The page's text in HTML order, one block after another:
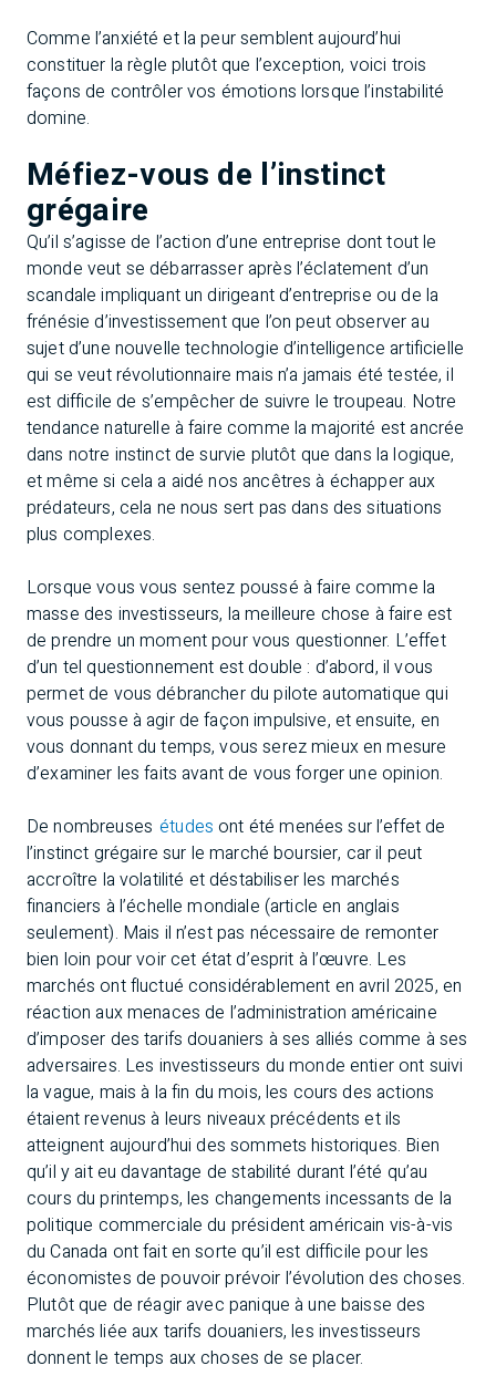
Comme l’anxiété et la peur semblent aujourd’hui
constituer la règle plutôt que l’exception, voici trois
façons de contrôler vos émotions lorsque l’instabilité
domine.
Méfiez-vous de l’instinct
grégaire
Qu’il s’agisse de l’action d’une entreprise dont tout le
monde veut se débarrasser après l’éclatement d’un
scandale impliquant un dirigeant d’entreprise ou de la
frénésie d’investissement que l’on peut observer au
sujet d’une nouvelle technologie d’intelligence artificielle
qui se veut révolutionnaire mais n’a jamais été testée, il
est difficile de s’empêcher de suivre le troupeau. Notre
tendance naturelle à faire comme la majorité est ancrée
dans notre instinct de survie plutôt que dans la logique,
et même si cela a aidé nos ancêtres à échapper aux
prédateurs, cela ne nous sert pas dans des situations
plus complexes.
Lorsque vous vous sentez poussé à faire comme la
masse des investisseurs, la meilleure chose à faire est
de prendre un moment pour vous questionner. L’effet
d’un tel questionnement est double : d’abord, il vous
permet de vous débrancher du pilote automatique qui
vous pousse à agir de façon impulsive, et ensuite, en
vous donnant du temps, vous serez mieux en mesure
d’examiner les faits avant de vous forger une opinion.
De nombreuses études ont été menées sur l’effet de
l’instinct grégaire sur le marché boursier, car il peut
accroître la volatilité et déstabiliser les marchés
financiers à l’échelle mondiale (article en anglais
seulement). Mais il n’est pas nécessaire de remonter
bien loin pour voir cet état d’esprit à l’œuvre. Les
marchés ont fluctué considérablement en avril 2025, en
réaction aux menaces de l’administration américaine
d’imposer des tarifs douaniers à ses alliés comme à ses
adversaires. Les investisseurs du monde entier ont suivi
la vague, mais à la fin du mois, les cours des actions
étaient revenus à leurs niveaux précédents et ils
atteignent aujourd’hui des sommets historiques. Bien
qu’il y ait eu davantage de stabilité durant l’été qu’au
cours du printemps, les changements incessants de la
politique commerciale du président américain vis-à-vis
du Canada ont fait en sorte qu’il est difficile pour les
économistes de pouvoir prévoir l’évolution des choses.
Plutôt que de réagir avec panique à une baisse des
marchés liée aux tarifs douaniers, les investisseurs
donnent le temps aux choses de se placer.